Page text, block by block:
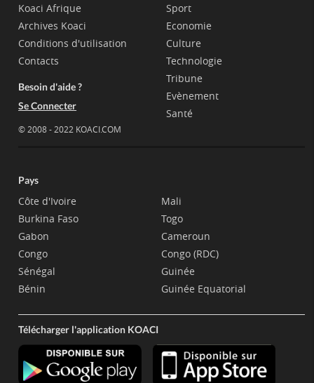
Koaci Afrique
Archives Koaci
Conditions d'utilisation
Contacts
Besoin d'aide ?
Se Connecter
© 2008 - 2022 KOACI.COM
Sport
Economie
Culture
Technologie
Tribune
Evènement
Santé
Pays
Côte d'Ivoire
Burkina Faso
Gabon
Congo
Sénégal
Bénin
Mali
Togo
Cameroun
Congo (RDC)
Guinée
Guinée Equatorial
Télécharger l'application KOACI